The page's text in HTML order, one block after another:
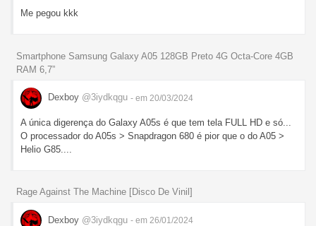
Me pegou kkk
Smartphone Samsung Galaxy A05 128GB Preto 4G Octa-Core 4GB
RAM 6,7”
Dexboy @3iydkqgu - em 20/03/2024
A única digerença do Galaxy A05s é que tem tela FULL HD e só...
O processador do A05s > Snapdragon 680 é pior que o do A05 >
Helio G85....
Rage Against The Machine [Disco De Vinil]
Dexboy @3iydkqgu - em 26/01/2024